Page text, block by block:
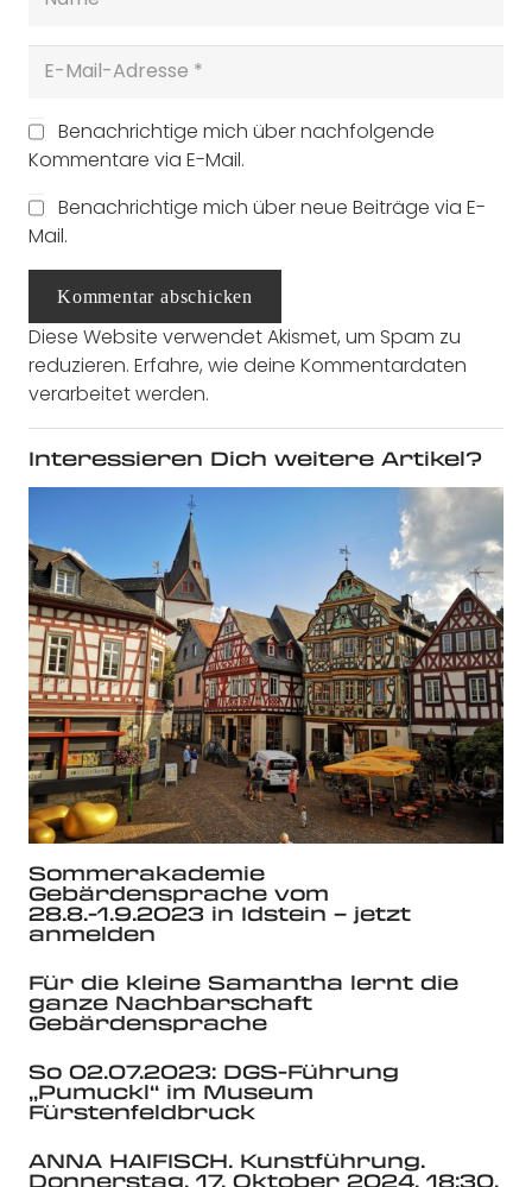
Benachrichtige mich über nachfolgende
Kommentare via E-Mail.
Benachrichtige mich über neue Beiträge via E-
Mail.
Kommentar abschicken
Diese Website verwendet Akismet, um Spam zu
reduzieren. Erfahre, wie deine Kommentardaten
verarbeitet werden.
Interessieren Dich weitere Artikel?
Sommerakademie
Gebärdensprache vom
28.8.-1.9.2023 in Idstein – jetzt
anmelden
Für die kleine Samantha lernt die
ganze Nachbarschaft
Gebärdensprache
So 02.07.2023: DGS-Führung
„Pumuckl“ im Museum
Fürstenfeldbruck
ANNA HAIFISCH. Kunstführung.
Donnerstag, 17. Oktober 2024, 18:30,